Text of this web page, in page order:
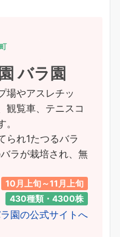
バラ園
場やアスレチッ
観覧車、テニスコ
られ1たつるバラ
ラが栽培され、無
10月上旬～11月上旬
430種類・4300株
園の公式サイトへ